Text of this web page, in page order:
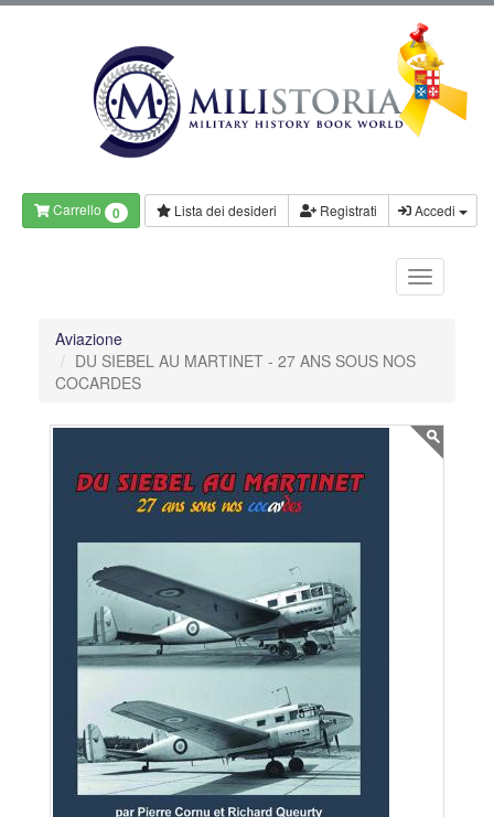
Carrello 0 Lista dei desideri Registrati Accedi
Aviazione
DU SIEBEL AU MARTINET - 27 ANS SOUS NOS
COCARDES